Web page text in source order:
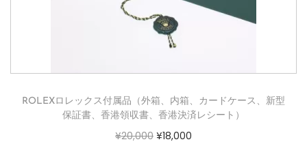
ROLEXロレックス付属品（外箱、内箱、カードケース、新型
保証書、香港領収書、香港決済レシート）
¥20,000 ¥18,000